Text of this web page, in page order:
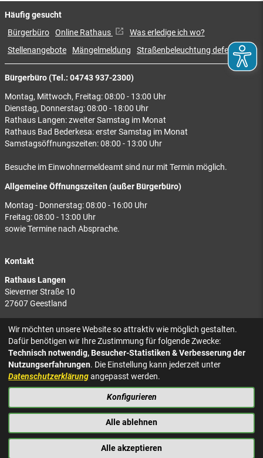
Bürgerbüro (Tel.: 04743 937-2300)
Montag, Mittwoch, Freitag: 08:00 - 13:00 Uhr
Dienstag, Donnerstag: 08:00 - 18:00 Uhr
Rathaus Langen: zweiter Samstag im Monat
Rathaus Bad Bederkesa: erster Samstag im Monat
Samstagsöffnungszeiten: 08:00 - 13:00 Uhr
Besuche im Einwohnermeldeamt sind nur mit Termin möglich.
Allgemeine Öffnungszeiten (außer Bürgerbüro)
Montag - Donnerstag: 08:00 - 16:00 Uhr
Freitag: 08:00 - 13:00 Uhr
sowie Termine nach Absprache.
Kontakt
Rathaus Langen
Sieverner Straße 10
27607 Geestland
Rathaus Bad Bederkesa
Am Markt 8
27624 Geestland
Tel.: 04743 937-2300
Häufig gesucht
Bürgerbüro Online Rathaus
Was erledige ich wo?
Stellenangebote
Mängelmeldung Straßenbeleuchtung defekt
KONTAKT
IMPRESSUM
BARRIEREFREIHEIT
NACH OBEN
Wir möchten unsere Website so attraktiv wie möglich gestalten.
Dafür benötigen wir Ihre Zustimmung für folgende Zwecke:
Technisch notwendig, Besucher-Statistiken & Verbesserung der
Nutzungserfahrungen. Die Einstellung kann jederzeit unter
Datenschutzerklärungangepasst werden.
Konfigurieren
Alle ablehnen
Alle akzeptieren